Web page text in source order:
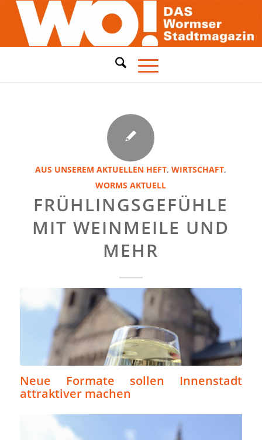
AUS UNSEREM AKTUELLEN HEFT,WIRTSCHAFT,
WORMS AKTUELL
FRÜHLINGSGEFÜHLE
MIT WEINMEILE UND
MEHR
Neue Formate sollen Innenstadt
attraktiver machen